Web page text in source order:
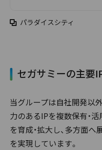
パラダイスシティ
セガサミーの主要
当グループは自社開発以
力のあるIPを複数保有・
を育成・拡大し、多方面
を実現しています。